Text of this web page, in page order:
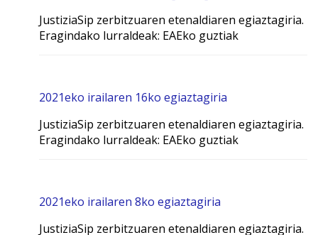
JustiziaSip zerbitzuaren etenaldiaren egiaztagiria.
Eragindako lurraldeak: EAEko guztiak
2021eko irailaren 16ko egiaztagiria
JustiziaSip zerbitzuaren etenaldiaren egiaztagiria.
Eragindako lurraldeak: EAEko guztiak
2021eko irailaren 8ko egiaztagiria
JustiziaSip zerbitzuaren etenaldiaren egiaztagiria.